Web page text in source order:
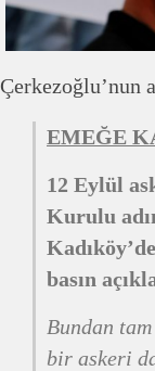
Çerkezoğlu’nun
EMEĞE
12 Eylül
Kurulu
basın
Bundan
bir askeri